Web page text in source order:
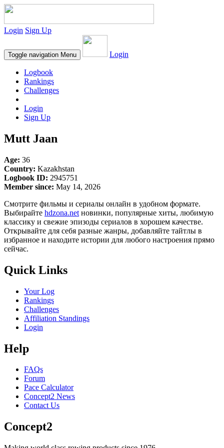
Login Sign Up
Toggle navigation Menu Login
Logbook
Rankings
Challenges
Login
Sign Up
Mutt Jaan
Age: 36
Country: Kazakhstan
Logbook ID: 2945751
Member since: May 14, 2026
Смотрите фильмы и сериалы онлайн в удобном формате.
Выбирайте hdzona.net новинки, популярные хиты, любимую
классику и свежие эпизоды сериалов в хорошем качестве.
Открывайте для себя разные жанры, добавляйте тайтлы в
избранное и находите истории для любого настроения прямо
сейчас.
Quick Links
Your Log
Rankings
Challenges
Affiliation Standings
Login
Help
FAQs
Forum
Pace Calculator
Concept2 News
Contact Us
Concept2